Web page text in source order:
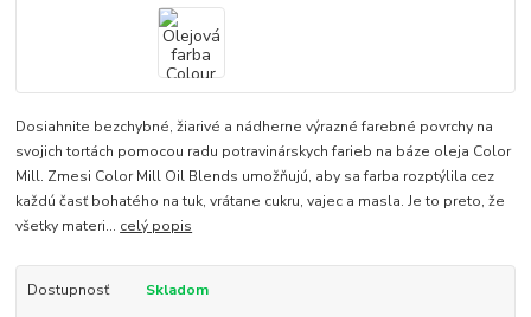
Dosiahnite bezchybné, žiarivé a nádherne výrazné farebné povrchy na
svojich tortách pomocou radu potravinárskych farieb na báze oleja Color
Mill. Zmesi Color Mill Oil Blends umožňujú, aby sa farba rozptýlila cez
každú časť bohatého na tuk, vrátane cukru, vajec a masla. Je to preto, že
všetky materi... celý popis
Dostupnosť Skladom